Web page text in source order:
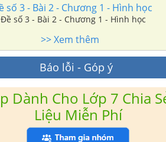
3 - Bài 2 - Chương 1 - Hình học
số 3 - Bài 2 - Chương 1 - Hình học
>> Xem thêm
Báo lỗi - Góp ý
Dành Cho Lớp 7 Chia
Liệu Miễn Phí